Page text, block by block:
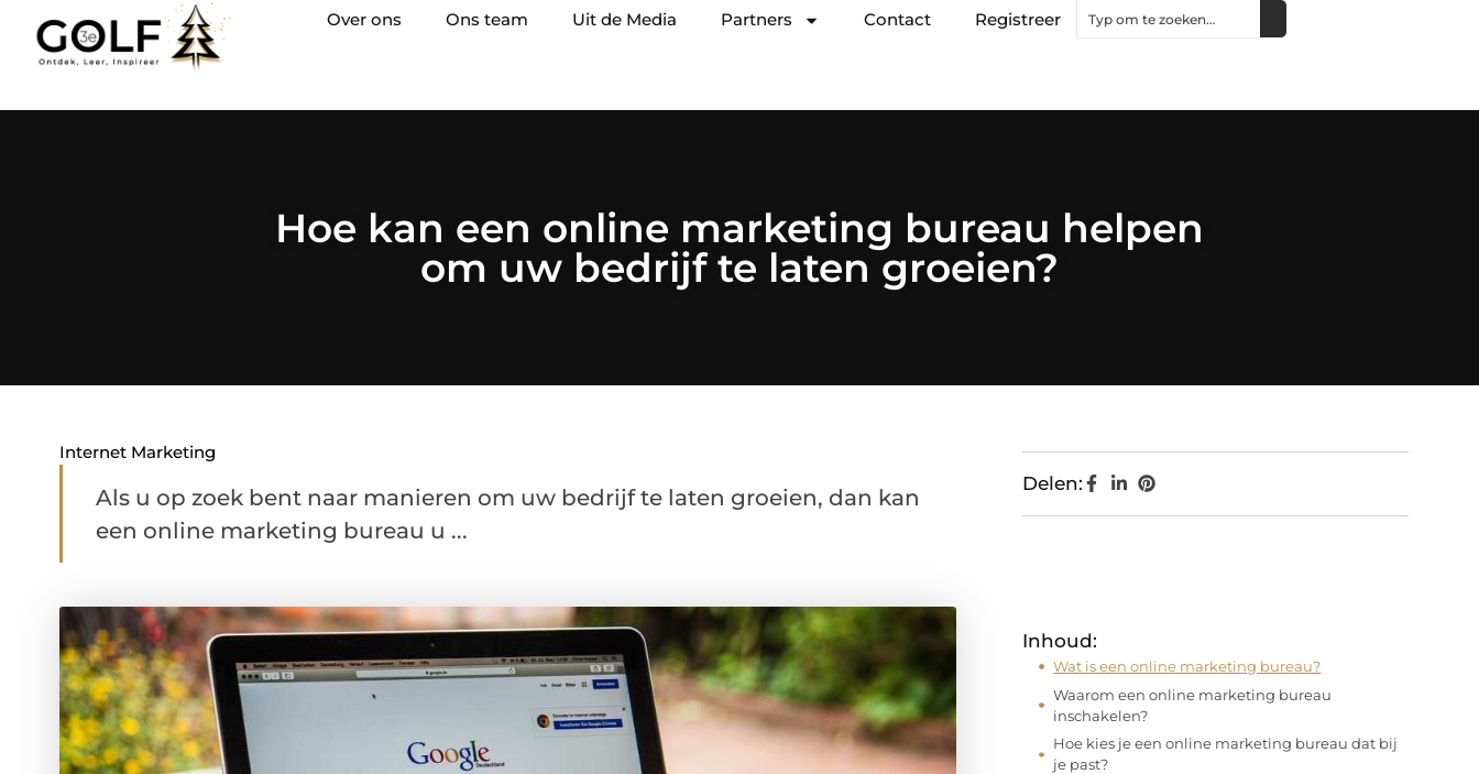
Over ons Ons team Uit de Media Partners Contact Registreer
Hoe kan een online marketing bureau helpen
om uw bedrijf te laten groeien?
Internet Marketing
Als u op zoek bent naar manieren om uw bedrijf te laten groeien, dan kan
een online marketing bureau u ...
Delen:
Inhoud:
Wat is een online marketing bureau?
Waarom een online marketing bureau
inschakelen?
Hoe kies je een online marketing bureau dat bij
je past?